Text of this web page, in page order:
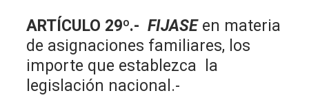
ARTÍCULO 29º.- FIJASEen materia
de asignaciones familiares, los
importe que establezca la
legislación nacional.-